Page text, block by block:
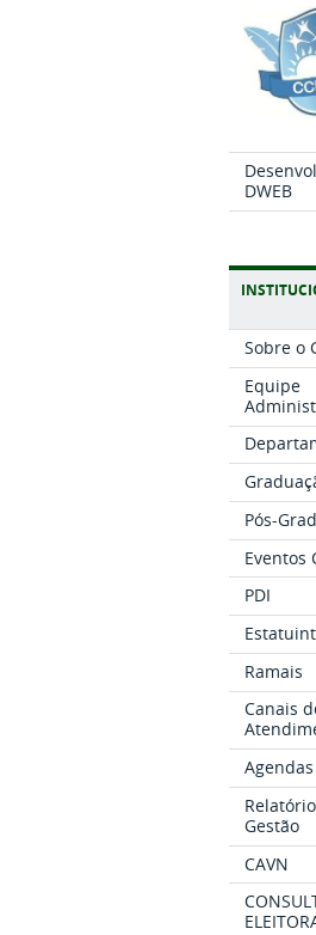
DWEB
Sobre o
Equipe
Pós-
Eventos
PDI
Ramais
Canais
Agendas
Gestão
CAVN